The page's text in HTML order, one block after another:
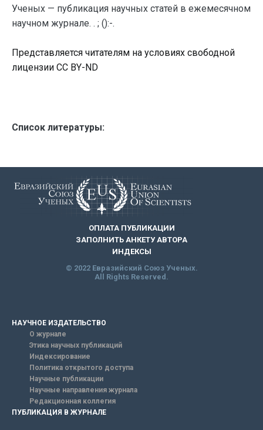
Ученых — публикация научных статей в ежемесячном
научном журнале. . ; ():-.
Представляется читателям на условиях свободной
лицензии CC BY-ND
Список литературы:
ОПЛАТА ПУБЛИКАЦИИ
ЗАПОЛНИТЬ АНКЕТУ АВТОРА
ИНДЕКСЫ
© 2022 Евразийский Союз Ученых.
All Rights Reserved.
НАУЧНОЕ ИЗДАТЕЛЬСТВО
О журнале
Этика научных публикаций
Индексирование
Политика открытого доступа
Научные публикации
Научные направления журнала
Редакционная коллегия
ПУБЛИКАЦИЯ В ЖУРНАЛЕ